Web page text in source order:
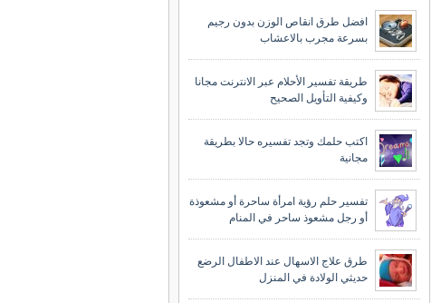
افضل طرق انقاص الوزن بدون رجيم
بسرعة مجرب بالاعشاب
طريقة تفسير الأحلام عبر الانترنت مجانا
وكيفية التأويل الصحيح
اكتب حلمك وتجد تفسيره حالا بطريقة
مجانية
تفسير حلم رؤية امرأة ساحرة أو مشعوذة
أو رجل مشعوذ ساحر في المنام
طرق علاج الاسهال عند الاطفال الرضع
حديثي الولادة في المنزل